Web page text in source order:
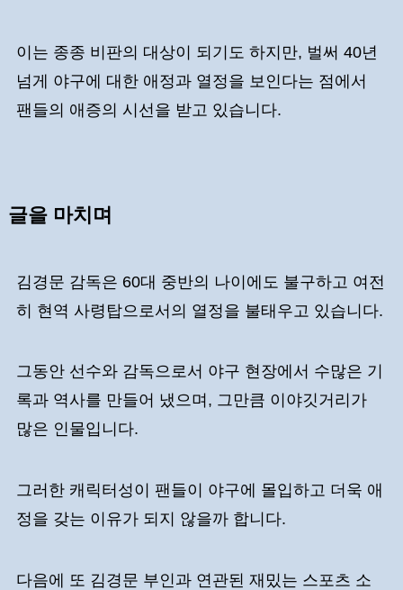
이는 종종 비판의 대상이 되기도 하지만, 벌써 40년
넘게 야구에 대한 애정과 열정을 보인다는 점에서
팬들의 애증의 시선을 받고 있습니다.
글을 마치며
김경문 감독은 60대 중반의 나이에도 불구하고 여전
히 현역 사령탑으로서의 열정을 불태우고 있습니다.
그동안 선수와 감독으로서 야구 현장에서 수많은 기
록과 역사를 만들어 냈으며, 그만큼 이야깃거리가
많은 인물입니다.
그러한 캐릭터성이 팬들이 야구에 몰입하고 더욱 애
정을 갖는 이유가 되지 않을까 합니다.
다음에 또 김경문 부인과 연관된 재밌는 스포츠 소